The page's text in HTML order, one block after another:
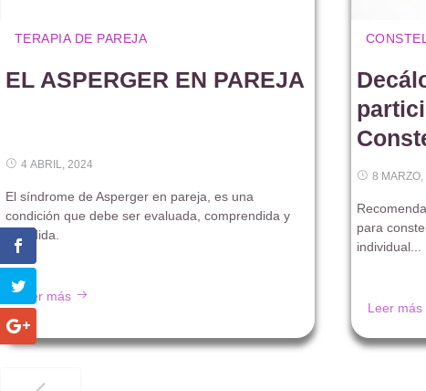
TERAPIA DE PAREJA
EL ASPERGER EN PAREJA
4 ABRIL, 2024
El síndrome de Asperger en pareja, es una
condición que debe ser evaluada, comprendida y
atendida.
Leer más
8
para
individual...
Leer más